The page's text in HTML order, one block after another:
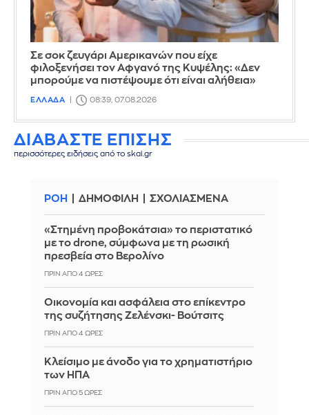
Σε σοκ ζευγάρι Αμερικανών που είχε
φιλοξενήσει τον Αφγανό της Κυψέλης: «Δεν
μπορούμε να πιστέψουμε ότι είναι αλήθεια»
ΕΛΛΑΔΑ 08:39, 07.08.2026
ΔΙΑΒΑΣΤΕ ΕΠΙΣΗΣ
περισσότερες ειδήσεις από το skai.gr
ΡΟΗ ΔΗΜΟΦΙΛΗ ΣΧΟΛΙΑΣΜΕΝΑ
«Στημένη προβοκάτσια» το περιστατικό
με το drone, σύμφωνα με τη ρωσική
πρεσβεία στο Βερολίνο
ΠΡΙΝ ΑΠΌ 4 ΏΡΕΣ
Οικονομία και ασφάλεια στο επίκεντρο
της συζήτησης Ζελένσκι- Βούτσιτς
ΠΡΙΝ ΑΠΌ 4 ΏΡΕΣ
Κλείσιμο με άνοδο για το χρηματιστήριο
των ΗΠΑ
ΠΡΙΝ ΑΠΌ 5 ΏΡΕΣ